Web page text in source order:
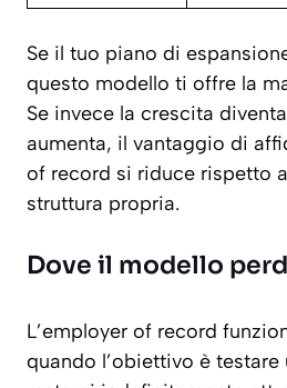
Se il tuo piano di
questo modello ti offre la
Se invece la crescita
aumenta, il vantaggio di
of record si riduce rispetto
struttura propria.
Dove il modello
L’employer of record
quando l’obiettivo è testare